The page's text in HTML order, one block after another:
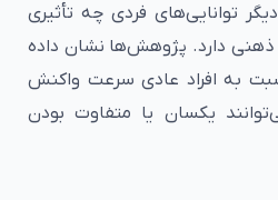
توانایی‌های فردی چه تأثیری
دارد. پژوهش‌ها نشان داده
به افراد عادی سرعت واکنش
یکسان یا متفاوت بودن